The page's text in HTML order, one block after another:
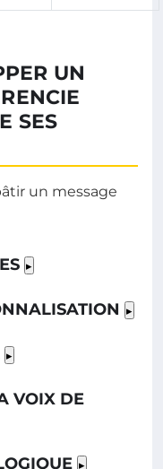
UN
SES
un message
▸
▸
▸
VOIX DE
▸